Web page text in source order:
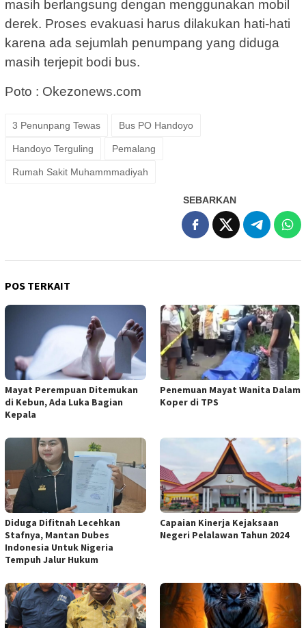
masih berlangsung dengan menggunakan mobil
derek. Proses evakuasi harus dilakukan hati-hati
karena ada sejumlah penumpang yang diduga
masih terjepit bodi bus.
Poto : Okezonews.com
3 Penunpang Tewas Bus PO Handoyo
Handoyo Terguling Pemalang
Rumah Sakit Muhammmadiyah
SEBARKAN
POS TERKAIT
Mayat Perempuan Ditemukan
di Kebun, Ada Luka Bagian
Kepala
Penemuan Mayat Wanita Dalam
Koper di TPS
Diduga Difitnah Lecehkan
Stafnya, Mantan Dubes
Indonesia Untuk Nigeria
Tempuh Jalur Hukum
Capaian Kinerja Kejaksaan
Negeri Pelalawan Tahun 2024